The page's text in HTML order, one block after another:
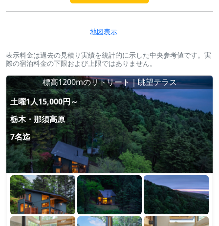
地図表示
表示料金は過去の見積り実績を統計的に示した中央参考値です。実
際の宿泊料金の下限および上限ではありません。
標高1200mのリトリート｜眺望テラス
土曜1人15,000円～
栃木・那須高原
7名迄